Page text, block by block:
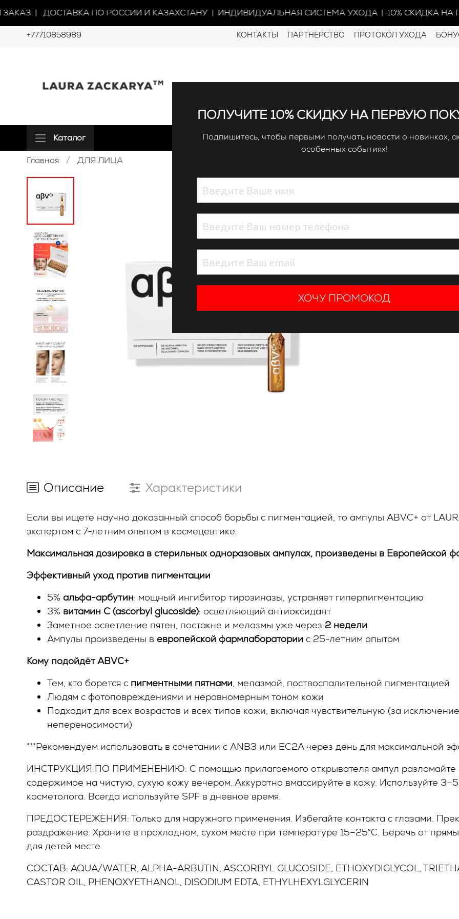
| ДОСТАВКА ПО РОССИИ И КАЗАХСТАНУ | ИНДИВИДУАЛЬНАЯ СИСТЕМА УХОДА| 10% СКИДКА НА
КОНТАКТЫ ПАРТНЕРСТВО ПРОТОКОЛ УХОДА
+77710858989
Каталог
Главная ДЛЯ ЛИЦА
СЫВОРОТКА
Описание Характеристики
Если вы ищете научно доказанный способ борьбы с пигментацией, то ампулы ABVC+ от
экспертом с 7-летним опытом в космецевтике.
Максимальная дозировка в стерильных одноразовых ампулах, произведены в Европейской
Эффективный уход против пигментации
5% альфа-арбутин: мощный ингибитор тирозиназы, устраняет гиперпигментацию
3% витамин C (ascorbyl glucoside): осветляющий антиоксидант
Заметное осветление пятен, постакне и мелазмы уже через 2 недели
Ампулы произведены в европейской фармлаборатории с 25-летним опытом
Кому подойдёт ABVC+
Тем, кто борется с пигментными пятнами, мелазмой, поствоспалительной пигментацией
Людям с фотоповреждениями и неравномерным тоном кожи
Подходит для всех возрастов и всех типов кожи, включая чувствительную (за
непереносимости)
***Рекомендуем использовать в сочетании с ANB3 или EC2A через день для максимальной
ИНСТРУКЦИЯ ПО ПРИМЕНЕНИЮ: С помощью прилагаемого открывателя ампул разломайте
содержимое на чистую, сухую кожу вечером. Аккуратно вмассируйте в кожу. Используйте
косметолога. Всегда используйте SPF в дневное время.
ПРЕДОСТЕРЕЖЕНИЯ: Только для наружного применения. Избегайте контакта с глазами.
раздражение. Храните в прохладном, сухом месте при температуре 15–25°C. Беречь от
для детей месте.
СОСТАВ: AQUA/WATER, ALPHA-ARBUTIN, ASCORBYL GLUCOSIDE, ETHOXYDIGLYCOL,
CASTOR OIL, PHENOXYETHANOL, DISODIUM EDTA, ETHYLHEXYLGLYCERIN
ПОЛУЧИТЕ 10% СКИДКУ НА ПЕРВУЮ
Подпишитесь, чтобы первыми получать новости о новинках,
особенных событиях!
ХОЧУ ПРОМОКОД